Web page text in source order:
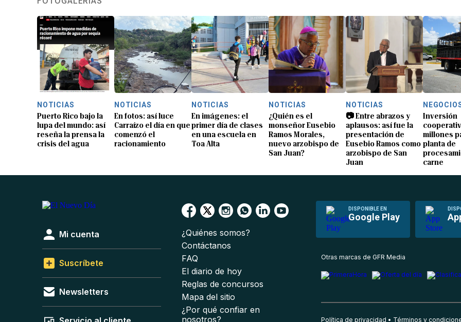
NOTICIAS
Puerto Rico bajo la
lupa del mundo: así
reseña la prensa la
crisis del agua
NOTICIAS
En fotos: así luce
Carraízo el día en que
comenzó el
racionamiento
NOTICIAS
En imágenes: el
primer día de clases
en una escuela en
Toa Alta
NOTICIAS
¿Quién es el
monseñor Eusebio
Ramos Morales,
nuevo arzobispo de
San Juan?
NOTICIAS
📷 Entre abrazos y
aplausos: así fue la
presentación de
Eusebio Ramos como
arzobispo de San
Juan
Inversión
millones
planta de
carne
DISPONIBLE EN
Google Play
Mi cuenta
Suscríbete
Newsletters
¿Quiénes somos?
Contáctanos
FAQ
El diario de hoy
Reglas de concursos
Mapa del sitio
¿Por qué confiar en
nosotros?
Otras marcas de GFR Media
Política de privacidad Términos y